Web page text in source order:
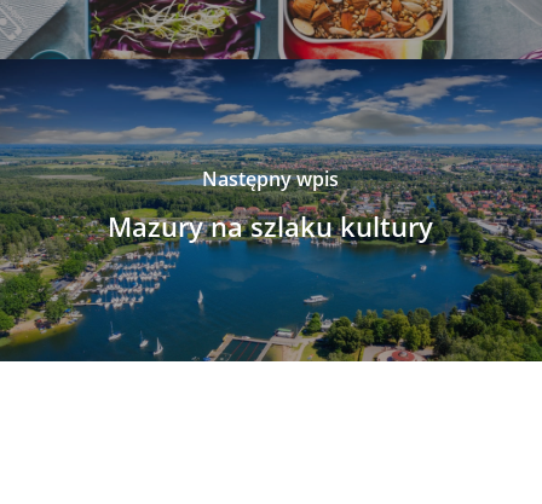
Następny wpis
Mazury na szlaku kultury